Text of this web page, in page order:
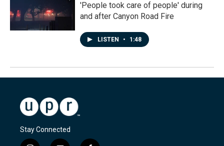
'People took care of people' during
and after Canyon Road Fire
LISTEN • 1:48
Stay Connected